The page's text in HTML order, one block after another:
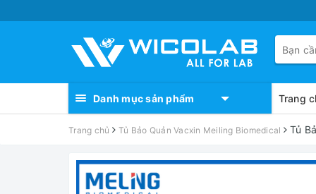
Danh mục sản phẩm Trang
Trang chủ Tủ Bảo Quản Vacxin Meiling Biomedical Tủ